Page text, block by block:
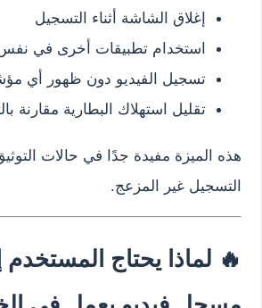
إغلاق الشاشة أثناء التسجيل
استخدام تطبيقات أخرى في
تسجيل الفيديو دون ظهور أي
تقليل استهلاك البطارية مقارنة
هذه الميزة مفيدة جدًا في حالات
التسجيل غير المزعج.
🔥 لماذا يحتاج المستخدم